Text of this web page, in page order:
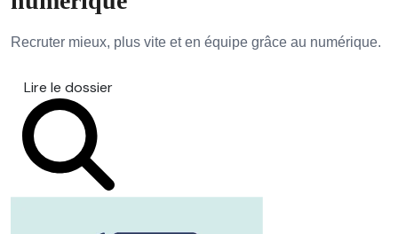
Recruter mieux, plus vite et en équipe grâce au numérique.
Lire le dossier